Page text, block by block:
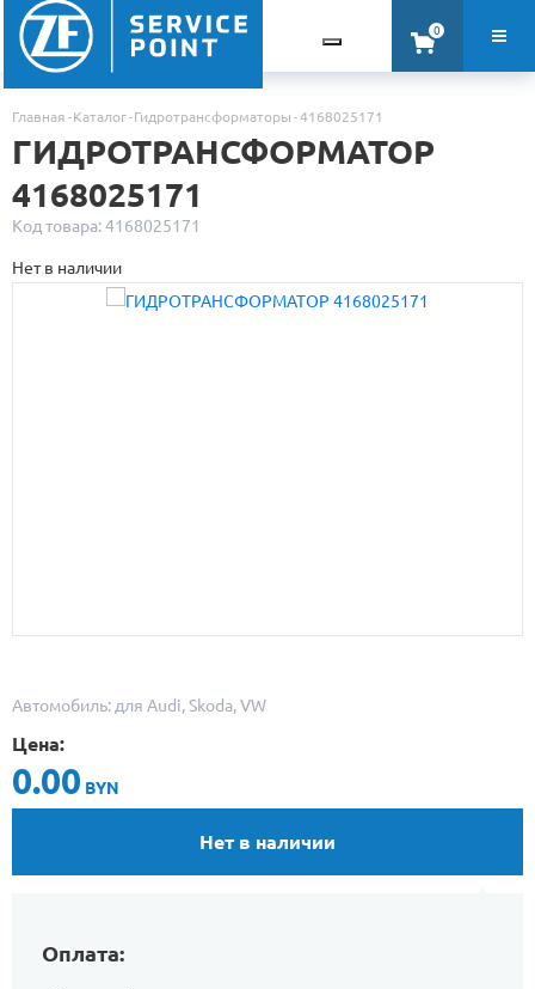
0
Главная Каталог Гидротрансформаторы 4168025171
ГИДРОТРАНСФОРМАТОР
4168025171
Код товара: 4168025171
Нет в наличии
Автомобиль: для Audi, Skoda, VW
Цена:
0.00 BYN
Нет в наличии
Оплата: